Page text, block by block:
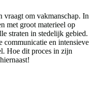
vraagt om vakmanschap. In
met groot materieel op
straten in stedelijk gebied.
communicatie en intensieve
Hoe dit proces in zijn